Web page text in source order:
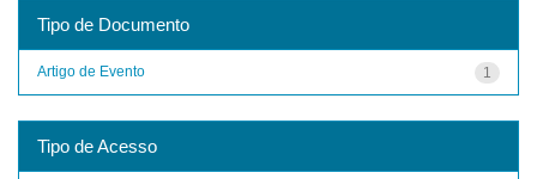
Tipo de Documento
1
Artigo de Evento
Tipo de Acesso